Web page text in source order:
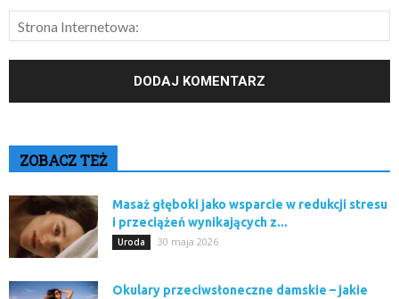
ZOBACZ TEŻ
Masaż głęboki jako wsparcie w redukcji stresu
i przeciążeń wynikających z...
Uroda 30 maja 2026
Okulary przeciwsłoneczne damskie – jakie